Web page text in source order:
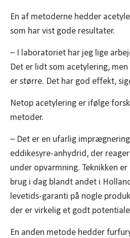
En af metoderne hedder
som har vist gode resultater.
– I laboratoriet har jeg lige
Det er lidt som acetylering,
er større. Det har god effekt,
Netop acetylering er ifølge
metoder.
– Det er en ufarlig
eddikesyre-anhydrid, der
under opvarmning. Teknikken
brug i dag blandt andet i
levetids-garanti på nogle
der er virkelig et godt
En anden metode hedder